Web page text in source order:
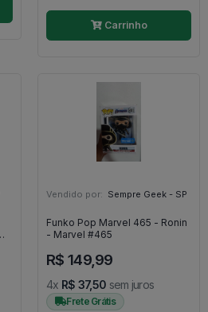
Carrinho
Vendido por: Sempre Geek - SP
Funko Pop Marvel 465 - Ronin
- Marvel #465
R$ 149,99
4x R$ 37,50 sem juros
Frete Grátis